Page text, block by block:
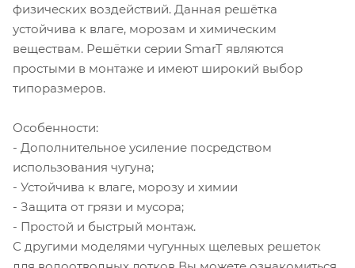
физических воздействий. Данная решётка
устойчива к влаге, морозам и химическим
веществам. Решётки серии SmarT являются
простыми в монтаже и имеют широкий выбор
типоразмеров.
Особенности:
- Дополнительное усиление посредством
использования чугуна;
- Устойчива к влаге, морозу и химии
- Защита от грязи и мусора;
- Простой и быстрый монтаж.
С другими моделями чугунных щелевых решеток